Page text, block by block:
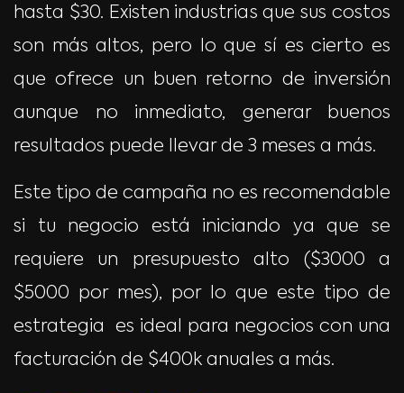
hasta $30. Existen industrias que sus costos
son más altos, pero lo que sí es cierto es
que ofrece un buen retorno de inversión
aunque no inmediato, generar buenos
resultados puede llevar de 3 meses a más.
Este tipo de campaña no es recomendable
si tu negocio está iniciando ya que se
requiere un presupuesto alto ($3000 a
$5000 por mes), por lo que este tipo de
estrategia es ideal para negocios con una
facturación de $400k anuales a más.